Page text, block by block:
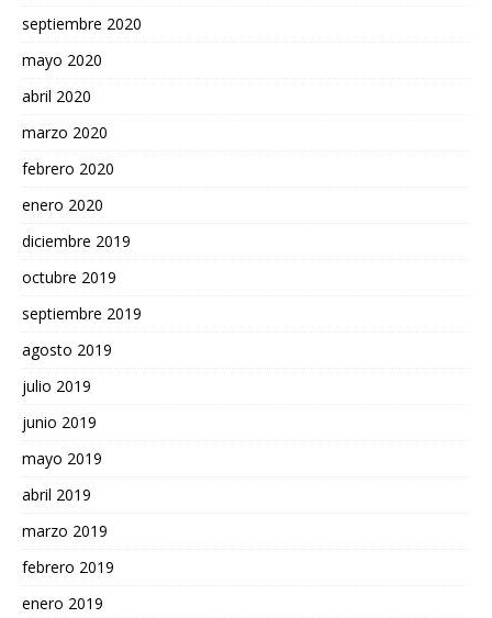
septiembre 2020
mayo 2020
abril 2020
marzo 2020
febrero 2020
enero 2020
diciembre 2019
octubre 2019
septiembre 2019
agosto 2019
julio 2019
junio 2019
mayo 2019
abril 2019
marzo 2019
febrero 2019
enero 2019